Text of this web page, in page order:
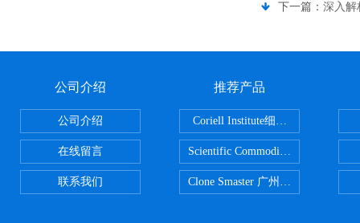
下一篇： 深入解
公司介绍
公司介绍
在线留言
联系我们
推荐产品
Scientific CommoditiesPE管 广州
Clone Smaster 广州鸿程代理